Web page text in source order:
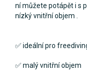
ní můžete potápět i s
nízký vnitřní objem .
✅ ideální pro
✅ malý vnitřní objem